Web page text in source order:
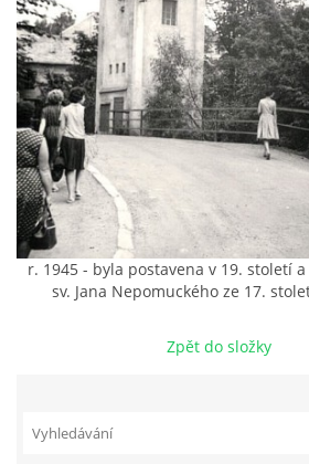
ODKAZY
O NÁS
DŮL NA SLÍDU (NA KOLE)
tel. 773 916 275
Tento projekt je realizován za
r. 1945 - byla postavena v 19. století
sv. Jana Nepomuckého ze 17.
Zpět do složky